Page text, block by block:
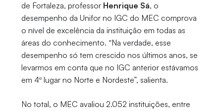
de Fortaleza, professorHenrique Sá, o
desempenho da Unifor no IGC do MEC comprova
o nível de excelência da instituição em todas as
áreas do conhecimento. “Na verdade, esse
desempenho só tem crescido nos últimos anos, se
levarmos em conta que no IGC anterior estávamos
em 4º lugar no Norte e Nordeste”, salienta.
No total, o MEC avaliou 2.052 instituições, entre